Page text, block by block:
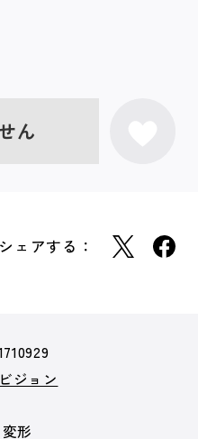
ん
シェアする：
ジョン
形